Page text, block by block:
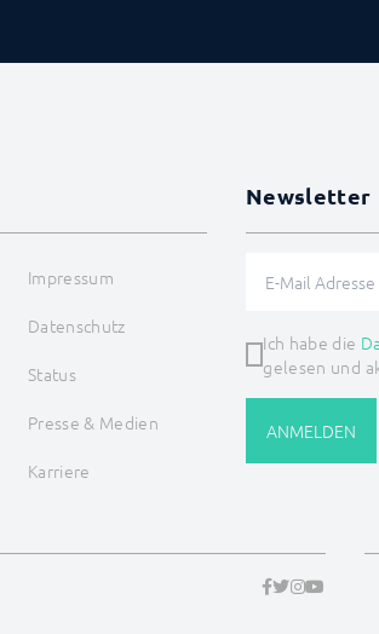
Impressum
Datenschutz
Status
Presse & Medien
Karriere
Newsletter
Ich habe die
gelesen und
ANMELDEN